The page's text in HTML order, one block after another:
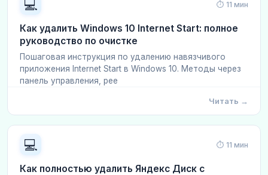
💻 ⏱ 11 мин
Как удалить Windows 10 Internet Start: полное
руководство по очистке
Пошаговая инструкция по удалению навязчивого
приложения Internet Start в Windows 10. Методы через
панель управления, рее
Читать →
💻 ⏱ 11 мин
Как полностью удалить Яндекс Диск с